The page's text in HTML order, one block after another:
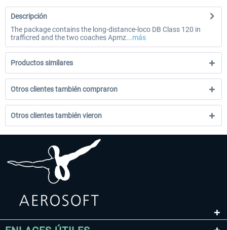
Descripción
The package contains the long-distance-loco DB Class 120 in
trafficred and the two coaches Apmz...más
Productos similares
Otros clientes también compraron
Otros clientes también vieron